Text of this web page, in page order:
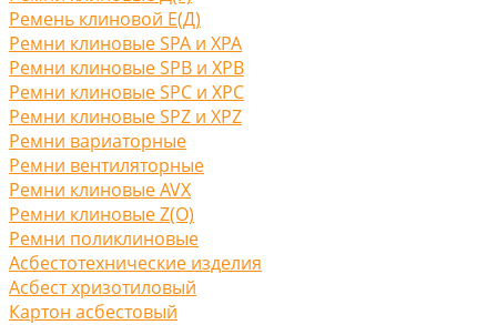
Ремень клиновой Е(Д)
Ремни клиновые SPA и XPA
Ремни клиновые SPB и XPB
Ремни клиновые SPC и XPC
Ремни клиновые SPZ и XPZ
Ремни вариаторные
Ремни вентиляторные
Ремни клиновые AVX
Ремни клиновые Z(O)
Ремни поликлиновые
Асбестотехнические изделия
Асбест хризотиловый
Картон асбестовый